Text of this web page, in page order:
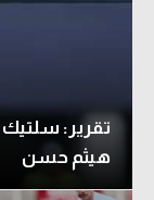
تقرير: سلتيك
هيثم حسن